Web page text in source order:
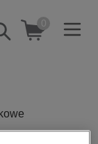
schowaj
0